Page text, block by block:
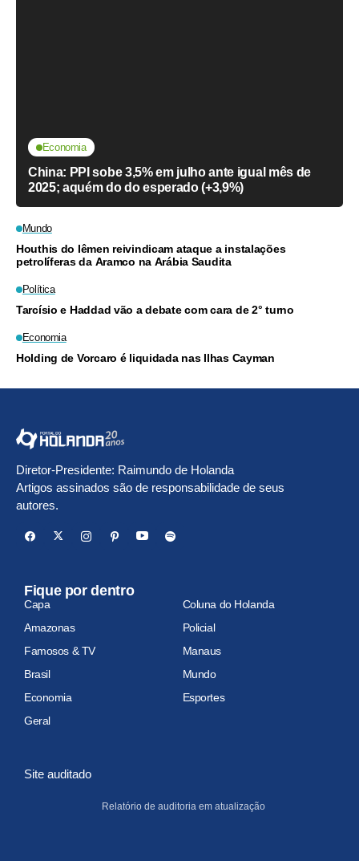
Economia
China: PPI sobe 3,5% em julho ante igual mês de
2025; aquém do do esperado (+3,9%)
Mundo
Houthis do Iêmen reivindicam ataque a instalações
petrolíferas da Aramco na Arábia Saudita
Política
Tarcísio e Haddad vão a debate com cara de 2° turno
Economia
Holding de Vorcaro é liquidada nas Ilhas Cayman
Diretor-Presidente: Raimundo de Holanda
Artigos assinados são de responsabilidade de seus
autores.
Fique por dentro
Capa
Coluna do Holanda
Amazonas
Policial
Famosos & TV
Manaus
Brasil
Mundo
Economia
Esportes
Geral
Site auditado
Relatório de auditoria em atualização